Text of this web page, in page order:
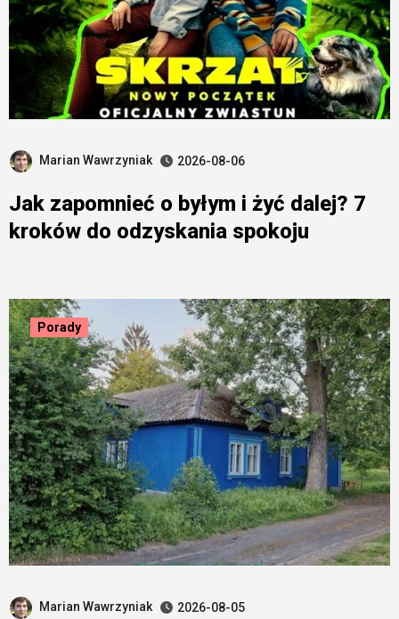
Marian Wawrzyniak 2026-08-06
Jak zapomnieć o byłym i żyć dalej? 7
kroków do odzyskania spokoju
Porady
Marian Wawrzyniak 2026-08-05